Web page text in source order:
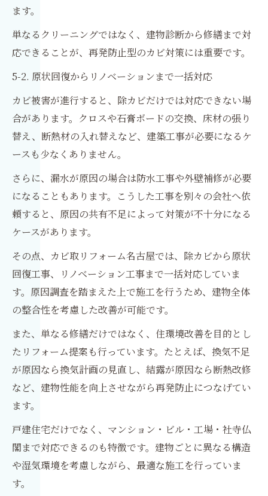
ます。
単なるクリーニングではなく、建物診断から修繕まで対
応できることが、再発防止型のカビ対策には重要です。
5-2. 原状回復からリノベーションまで一括対応
カビ被害が進行すると、除カビだけでは対応できない場
合があります。クロスや石膏ボードの交換、床材の張り
替え、断熱材の入れ替えなど、建築工事が必要になるケ
ースも少なくありません。
さらに、漏水が原因の場合は防水工事や外壁補修が必要
になることもあります。こうした工事を別々の会社へ依
頼すると、原因の共有不足によって対策が不十分になる
ケースがあります。
その点、カビ取リフォーム名古屋では、除カビから原状
回復工事、リノベーション工事まで一括対応していま
す。原因調査を踏まえた上で施工を行うため、建物全体
の整合性を考慮した改善が可能です。
また、単なる修繕だけではなく、住環境改善を目的とし
たリフォーム提案も行っています。たとえば、換気不足
が原因なら換気計画の見直し、結露が原因なら断熱改修
など、建物性能を向上させながら再発防止につなげてい
ます。
戸建住宅だけでなく、マンション・ビル・工場・社寺仏
閣まで対応できるのも特徴です。建物ごとに異なる構造
や湿気環境を考慮しながら、最適な施工を行っていま
す。